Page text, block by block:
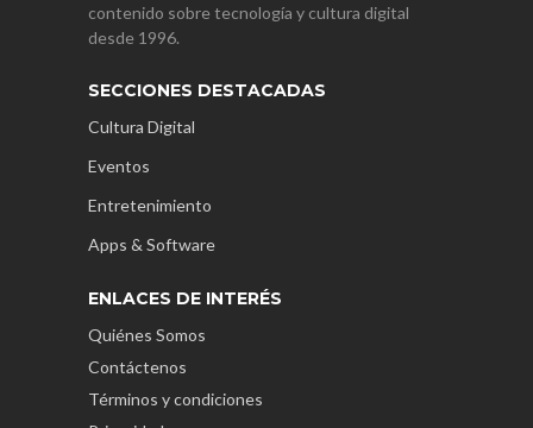
contenido sobre tecnología y cultura digital
desde 1996.
SECCIONES DESTACADAS
Cultura Digital
Eventos
Entretenimiento
Apps & Software
ENLACES DE INTERÉS
Quiénes Somos
Contáctenos
Términos y condiciones